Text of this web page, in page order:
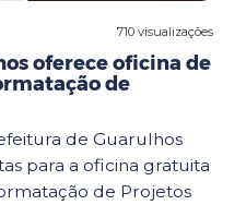
710 visualizações
oferece oficina de
de
de Guarulhos
para a oficina gratuita
de Projetos